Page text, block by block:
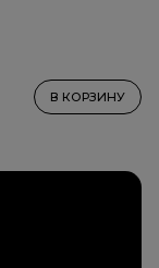
В КОРЗИНУ